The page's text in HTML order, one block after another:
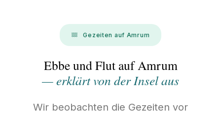
Gezeiten auf Amrum
Ebbe und Flut auf Amrum
— erklärt von der Insel aus
Wir beobachten die Gezeiten vor